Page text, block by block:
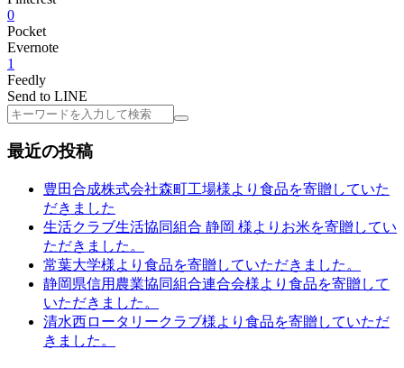
0
Pocket
Evernote
1
Feedly
Send to LINE
検
最近の投稿
豊田合成株式会社森町工場様より食品を寄贈していた
だきました
生活クラブ生活協同組合 静岡 様よりお米を寄贈してい
ただきました。
常葉大学様より食品を寄贈していただきました。
静岡県信用農業協同組合連合会様より食品を寄贈して
いただきました。
清水西ロータリークラブ様より食品を寄贈していただ
きました。